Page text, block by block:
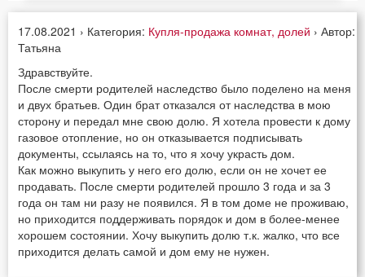
17.08.2021 › Категория: Купля-продажа комнат, долей › Автор:
Татьяна
Здравствуйте.
После смерти родителей наследство было поделено на меня
и двух братьев. Один брат отказался от наследства в мою
сторону и передал мне свою долю. Я хотела провести к дому
газовое отопление, но он отказывается подписывать
документы, ссылаясь на то, что я хочу украсть дом.
Как можно выкупить у него его долю, если он не хочет ее
продавать. После смерти родителей прошло 3 года и за 3
года он там ни разу не появился. Я в том доме не проживаю,
но приходится поддерживать порядок и дом в более-менее
хорошем состоянии. Хочу выкупить долю т.к. жалко, что все
приходится делать самой и дом ему не нужен.